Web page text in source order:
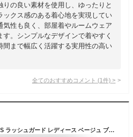
りの良い素材を使用し、ゆったりと
ックス感のある着心地を実現してい
気性も良く、部屋着やルームウェア
す。シンプルなデザインで着やすく
間まで幅広く活躍する実用性の高い
全てのおすすめコメント (1 件) >
ロキシー WAVE DANCERS ラッシュガード レディース ベージュ ブラック 黒 ROXY RLY251038 トップス ノースリーブ ボトムス 2点セット セットアップ 水陸両用 前後2way クイックドライ 速乾 UVカット おしゃれ ロゴ サーフ カジュアル 国内正規品